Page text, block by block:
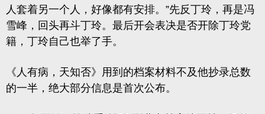
人套着另一个人，好像都有安排。”先反丁玲，再是冯
雪峰，回头再斗丁玲。最后开会表决是否开除丁玲党
籍，丁玲自己也举了手。
《人有病，天知否》用到的档案材料不及他抄录总数
的一半，绝大部分信息是首次公布。